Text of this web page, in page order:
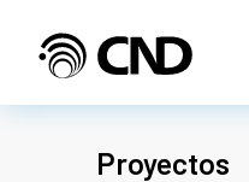
Proyectos